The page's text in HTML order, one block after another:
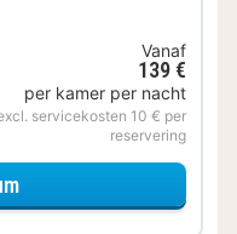
Vanaf
139 €
per kamer per nacht
servicekosten 10 € per
reservering
voor Lekker ontspannen